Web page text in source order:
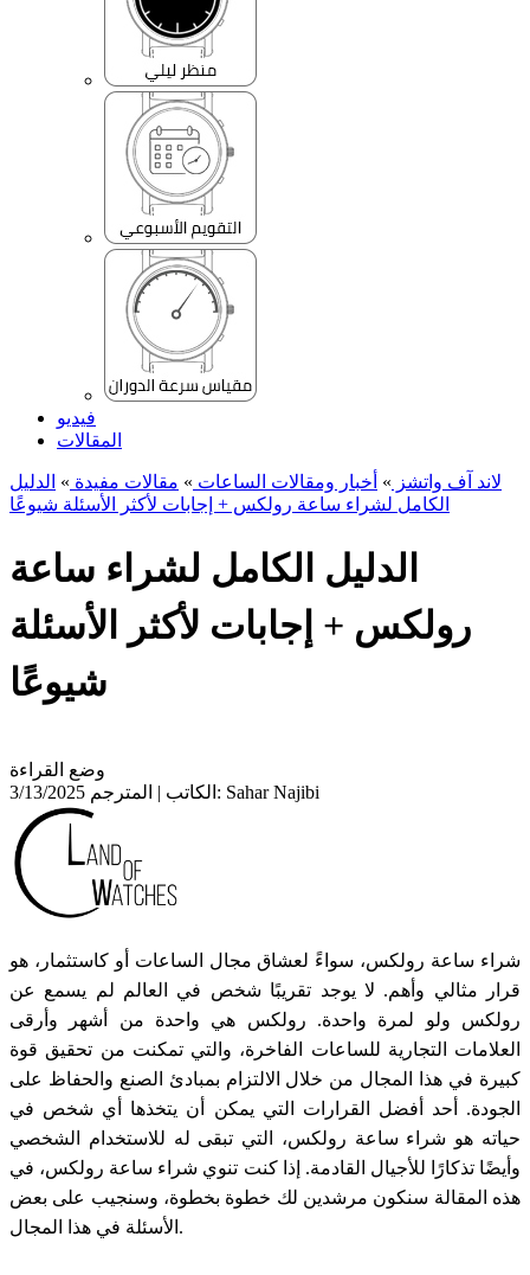
فيديو
المقالات
لاند آف واتشز » أخبار ومقالات الساعات » مقالات مفيدة » الدليل
الكامل لشراء ساعة رولكس + إجابات لأكثر الأسئلة شيوعًا
الدليل الكامل لشراء ساعة
رولكس + إجابات لأكثر الأسئلة
شيوعًا
وضع القراءة
3/13/2025
الكاتب | المترجم: Sahar Najibi
شراء ساعة رولكس، سواءً لعشاق مجال الساعات أو كاستثمار، هو
قرار مثالي وأهم. لا يوجد تقريبًا شخص في العالم لم يسمع عن
رولكس ولو لمرة واحدة. رولكس هي واحدة من أشهر وأرقى
العلامات التجارية للساعات الفاخرة، والتي تمكنت من تحقيق قوة
كبيرة في هذا المجال من خلال الالتزام بمبادئ الصنع والحفاظ على
الجودة. أحد أفضل القرارات التي يمكن أن يتخذها أي شخص في
حياته هو شراء ساعة رولكس، التي تبقى له للاستخدام الشخصي
وأيضًا تذكارًا للأجيال القادمة. إذا كنت تنوي شراء ساعة رولكس، في
هذه المقالة سنكون مرشدين لك خطوة بخطوة، وسنجيب على بعض
الأسئلة في هذا المجال.